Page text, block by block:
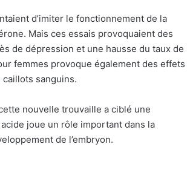
d’imiter le fonctionnement de la
Mais ces essais provoquaient des
de dépression et une hausse du taux de
femmes provoque également des effets
sanguins.
nouvelle trouvaille a ciblé une
joue un rôle important dans la
de l’embryon.